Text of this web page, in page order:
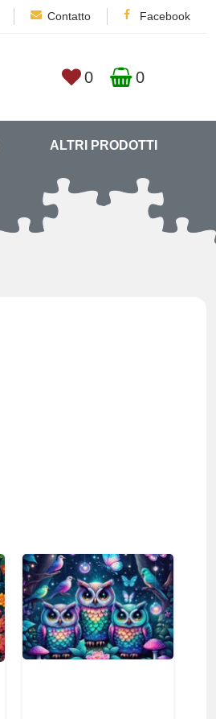
Contatto Facebook
0 0
ALTRI PRODOTTI